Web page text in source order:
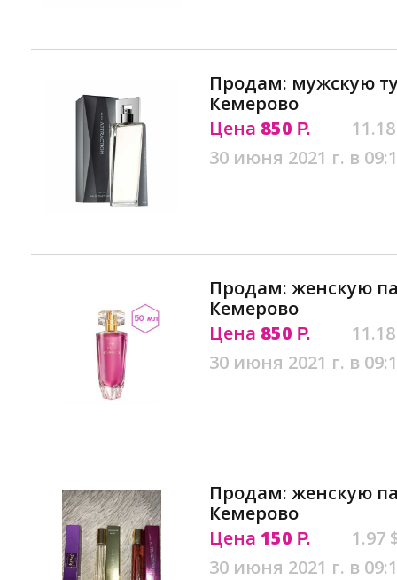
Продам: мужскую
Кемерово
Цена 850 Р.
30 июня 2021 г. в
Продам: женскую
Кемерово
Цена 850 Р.
30 июня 2021 г. в
Продам: женскую
Кемерово
Цена 150 Р.
1.97
30 июня 2021 г. в